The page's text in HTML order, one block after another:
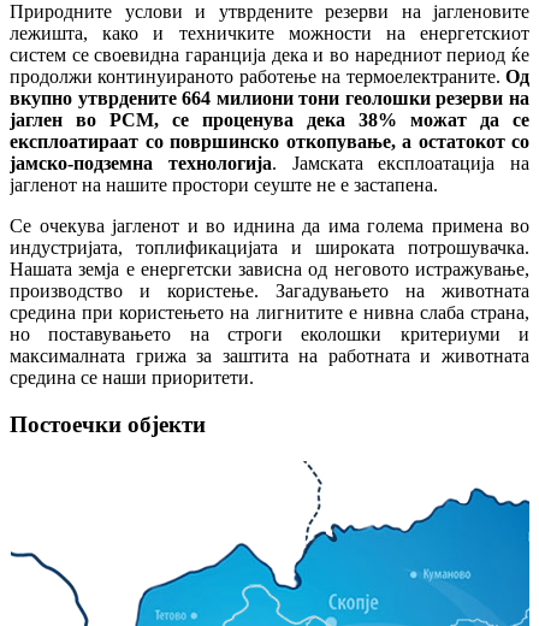
Природните услови и утврдените резерви на јагленовите
лежишта, како и техничките можности на енергетскиот
систем се своевидна гаранција дека и во наредниот период ќе
продолжи континуираното работење на термоелектраните. Од
вкупно утврдените 664 милиони тони геолошки резерви на
јаглен во РСМ, се проценува дека 38% можат да се
експлоатираат со површинско откопување, а остатокот со
јамско-подземна технологија. Јамската експлоатација на
јагленот на нашите простори сеуште не е застапена.
Се очекува јагленот и во иднина да има голема примена во
индустријата, топлификацијата и широката потрошувачка.
Нашата земја е енергетски зависна од неговото истражување,
производство и користење. Загадувањето на животната
средина при користењето на лигнитите е нивна слаба страна,
но поставувањето на строги еколошки критериуми и
максималната грижа за заштита на работната и животната
средина се наши приоритети.
Постоечки објекти